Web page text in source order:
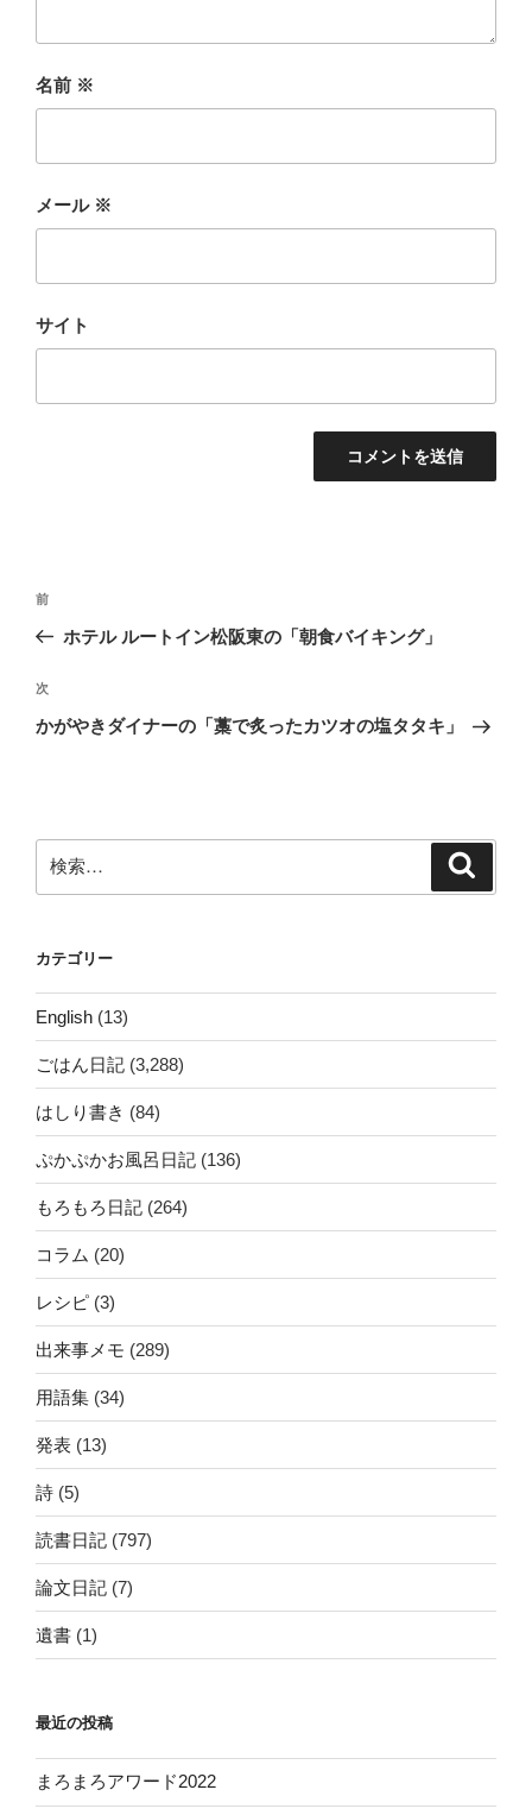
名前 ※
メール ※
サイト
投
ビ
ゲ
ン
前
の
稿
前
ホテル ルートイン松阪東の「朝食バイキング」
次
の
次
かがやきダイナーの「藁で炙ったカツオの塩タタキ」
索:
カテゴリー
English (13)
ごはん日記 (3,288)
はしり書き (84)
ぷかぷかお風呂日記 (136)
もろもろ日記 (264)
コラム (20)
レシピ (3)
出来事メモ (289)
用語集 (34)
発表 (13)
詩 (5)
読書日記 (797)
論文日記 (7)
遺書 (1)
最近の投稿
まろまろアワード2022